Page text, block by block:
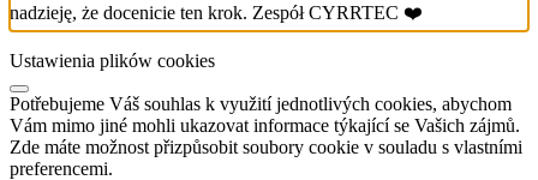
nadzieję, że docenicie ten krok. Zespół CYRRTEC ❤️
Ustawienia plików cookies
Potřebujeme Váš souhlas k využití jednotlivých cookies, abychom
Vám mimo jiné mohli ukazovat informace týkající se Vašich zájmů.
Zde máte možnost přizpůsobit soubory cookie v souladu s vlastními
preferencemi.